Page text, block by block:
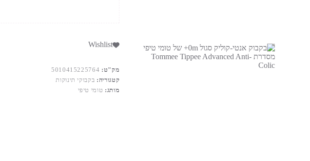
Wishlist
מק"ט: 5010415225764
קטגוריה: בקבוקי תינוקות
מותג: טומי טיפי